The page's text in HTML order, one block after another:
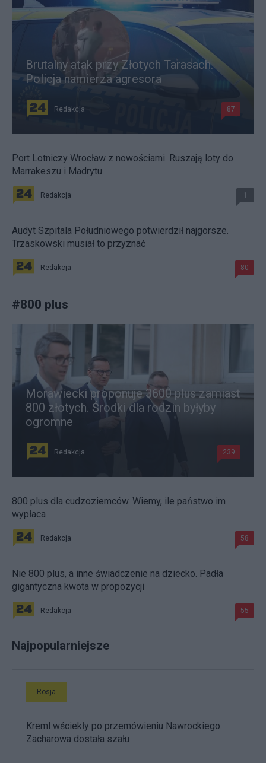
Brutalny atak przy Złotych Tarasach.
Policja namierza agresora
Redakcja 87
Port Lotniczy Wrocław z nowościami. Ruszają loty do
Marrakeszu i Madrytu
Redakcja 1
Audyt Szpitala Południowego potwierdził najgorsze.
Trzaskowski musiał to przyznać
Redakcja 80
#800 plus
Morawiecki proponuje 3600 plus zamiast
800 złotych. Środki dla rodzin byłyby
ogromne
Redakcja 239
800 plus dla cudzoziemców. Wiemy, ile państwo im
wypłaca
Redakcja 58
Nie 800 plus, a inne świadczenie na dziecko. Padła
gigantyczna kwota w propozycji
Redakcja 55
Najpopularniejsze
Rosja
Kreml wściekły po przemówieniu Nawrockiego.
Zacharowa dostała szału